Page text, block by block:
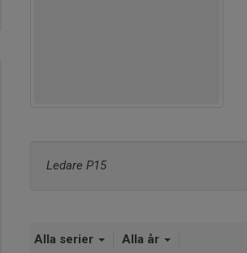
Ledare P15
Alla serier Alla år